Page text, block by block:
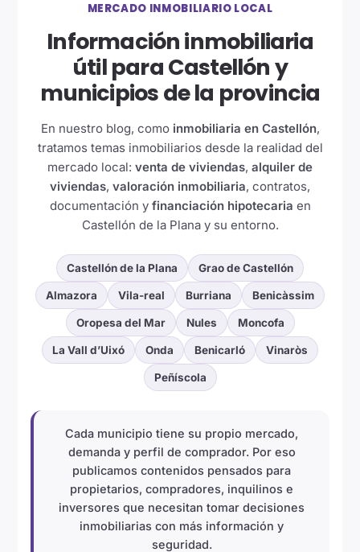
MERCADO INMOBILIARIO LOCAL
Información inmobiliaria
útil para Castellón y
municipios de la provincia
En nuestro blog, como inmobiliaria en Castellón,
tratamos temas inmobiliarios desde la realidad del
mercado local: venta de viviendas, alquiler de
viviendas, valoración inmobiliaria, contratos,
documentación y financiación hipotecaria en
Castellón de la Plana y su entorno.
Castellón de la Plana Grao de Castellón
Almazora Vila-real Burriana Benicàssim
Oropesa del Mar Nules Moncofa
La Vall d’Uixó Onda Benicarló Vinaròs
Peñíscola
Cada municipio tiene su propio mercado,
demanda y perfil de comprador. Por eso
publicamos contenidos pensados para
propietarios, compradores, inquilinos e
inversores que necesitan tomar decisiones
inmobiliarias con más información y
seguridad.